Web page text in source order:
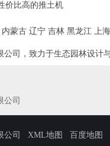
价比高的推土机
内蒙古 辽宁 吉林 黑龙江 上海
司，致力于生态园林设计
司
公司 XML地图 百度地图